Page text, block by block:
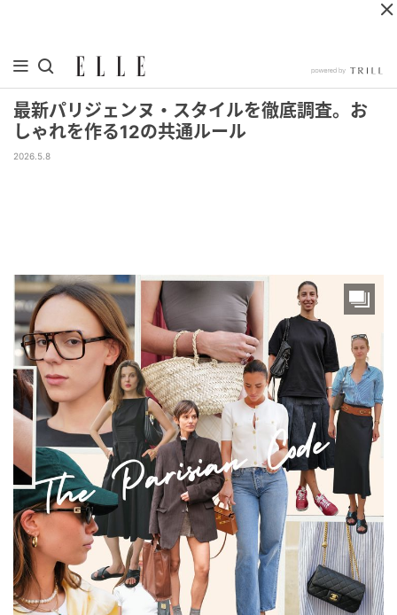
最新パリジェンヌ・スタイルを徹底調査。お
しゃれを作る12の共通ルール
2026.5.8